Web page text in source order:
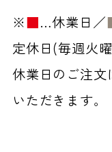
※■…休業日／
定休日(毎週火
休業日のご注文
いただきます。